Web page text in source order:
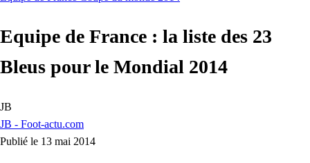
Equipe de France : la liste des 23
Bleus pour le Mondial 2014
JB
JB - Foot-actu.com
Publié le 13 mai 2014